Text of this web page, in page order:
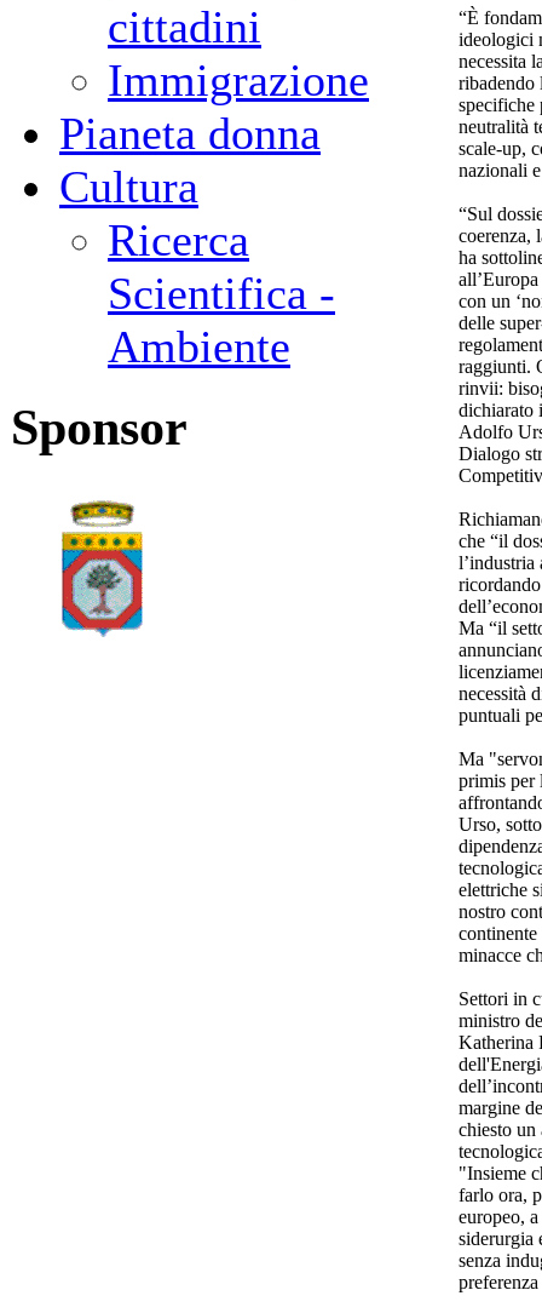
cittadini
Immigrazione
Pianeta donna
Cultura
Ricerca
Scientifica -
Ambiente
Sponsor
“È
ideologici
necessita
ribadendo
specifiche
neutralità
scale-up,
nazionali
“Sul
coerenza,
ha
con un
delle
raggiunti.
rinvii:
dichiarato
Adolfo
Dialogo
che “il
l’industria
Ma “il
necessità
puntuali
Ma
primis per
Urso,
elettriche
nostro
minacce
Settori in
ministro
Katherina
margine
chiesto un
"Insieme
farlo ora,
europeo,
siderurgia
senza